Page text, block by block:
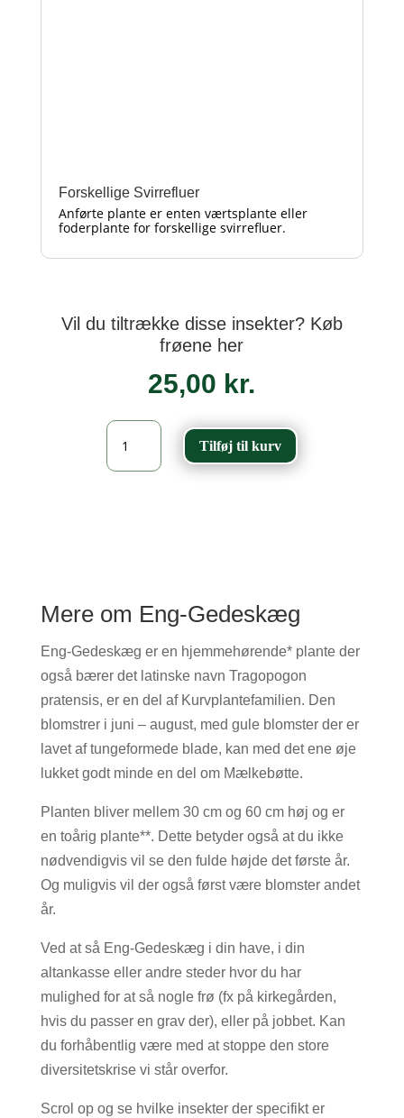
Forskellige Svirrefluer
Anførte plante er enten værtsplante eller
foderplante for forskellige svirrefluer.
Vil du tiltrække disse insekter? Køb
frøene her
25,00 kr.
Eng-
Gedeskæg
-
Tilføj til kurv
Mere om Eng-Gedeskæg
Eng-Gedeskæg er en hjemmehørende* plante der
også bærer det latinske navn Tragopogon
pratensis, er en del af Kurvplantefamilien. Den
blomstrer i juni – august, med gule blomster der er
lavet af tungeformede blade, kan med det ene øje
lukket godt minde en del om Mælkebøtte.
Planten bliver mellem 30 cm og 60 cm høj og er
en toårig plante**. Dette betyder også at du ikke
nødvendigvis vil se den fulde højde det første år.
Og muligvis vil der også først være blomster andet
år.
Ved at så Eng-Gedeskæg i din have, i din
altankasse eller andre steder hvor du har
mulighed for at så nogle frø (fx på kirkegården,
hvis du passer en grav der), eller på jobbet. Kan
du forhåbentlig være med at stoppe den store
diversitetskrise vi står overfor.
Scrol op og se hvilke insekter der specifikt er